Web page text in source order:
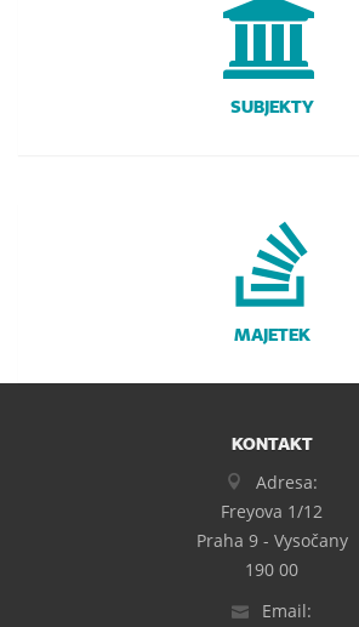
SUBJEKTY
MAJETEK
KONTAKT
Adresa:
Freyova 1/12
Praha 9 - Vysočany
190 00
Email: